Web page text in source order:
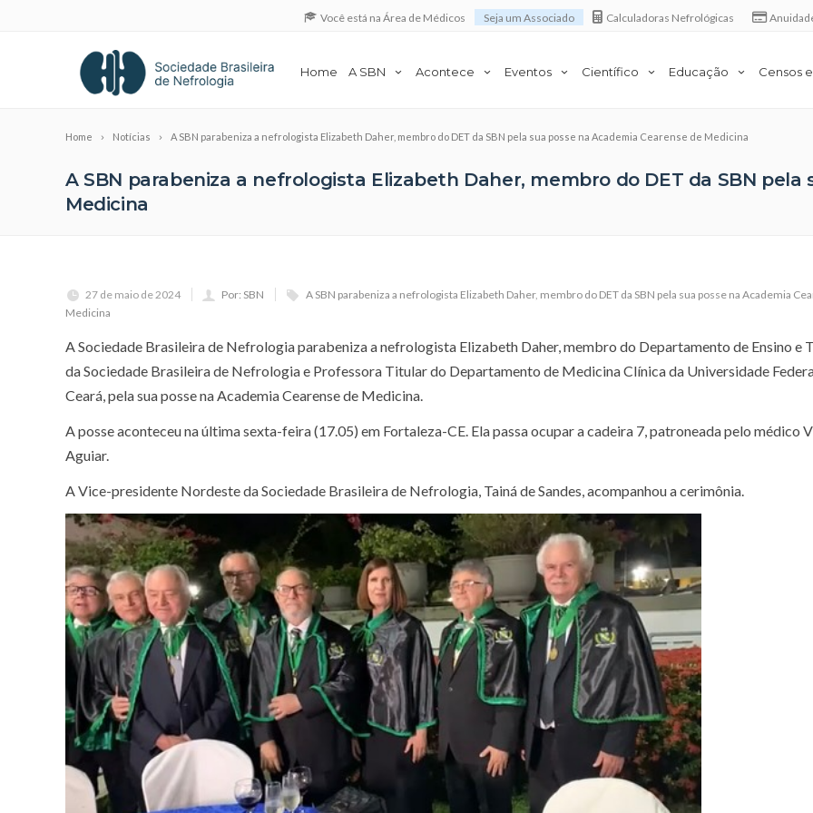
Você está na Área de Médicos Seja um Associado Calculadoras Nefrológicas
Home A SBN Acontece Eventos Científico Educação Censos
Home Notícias A SBN parabeniza a nefrologista Elizabeth Daher, membro do DET da SBN pela sua posse na Academia Cearense de Medicina
A SBN parabeniza a nefrologista Elizabeth Daher, membro do DET da SBN pela
Medicina
27 de maio de 2024 Por: SBN A SBN parabeniza a nefrologista Elizabeth Daher, membro do DET da SBN pela sua posse na Academia
Medicina
A Sociedade Brasileira de Nefrologia parabeniza a nefrologista Elizabeth Daher, membro do Departamento de Ensino e
da Sociedade Brasileira de Nefrologia e Professora Titular do Departamento de Medicina Clínica da Universidade
Ceará, pela sua posse na Academia Cearense de Medicina.
A posse aconteceu na última sexta-feira (17.05) em Fortaleza-CE. Ela passa ocupar a cadeira 7, patroneada pelo médico
Aguiar.
A Vice-presidente Nordeste da Sociedade Brasileira de Nefrologia, Tainá de Sandes, acompanhou a cerimônia.